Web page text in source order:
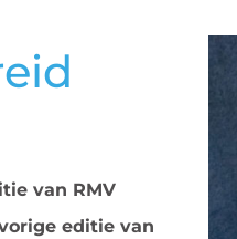
van RMV
editie van